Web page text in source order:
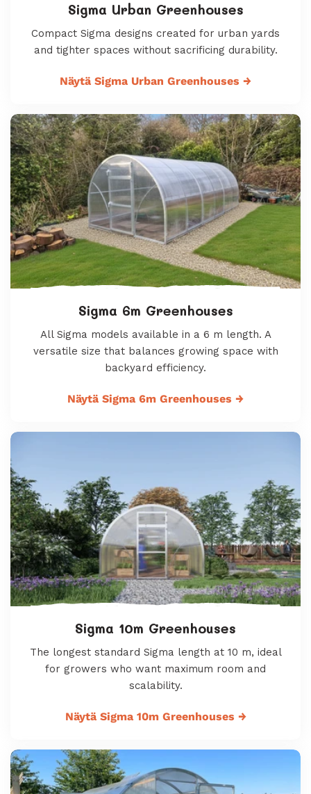
Sigma Urban Greenhouses
Compact Sigma designs created for urban yards
and tighter spaces without sacrificing durability.
Näytä Sigma Urban Greenhouses →
Sigma 6m Greenhouses
All Sigma models available in a 6 m length. A
versatile size that balances growing space with
backyard efficiency.
Näytä Sigma 6m Greenhouses →
Sigma 10m Greenhouses
The longest standard Sigma length at 10 m, ideal
for growers who want maximum room and
scalability.
Näytä Sigma 10m Greenhouses →